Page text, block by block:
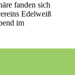
fanden sich
Edelweiß
im